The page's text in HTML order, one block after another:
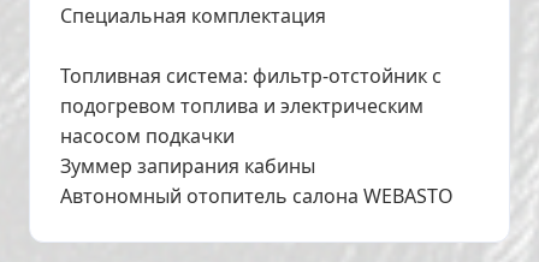
Специальная комплектация
Топливная система: фильтр-отстойник с
подогревом топлива и электрическим
насосом подкачки
Зуммер запирания кабины
Автономный отопитель салона WEBASTO